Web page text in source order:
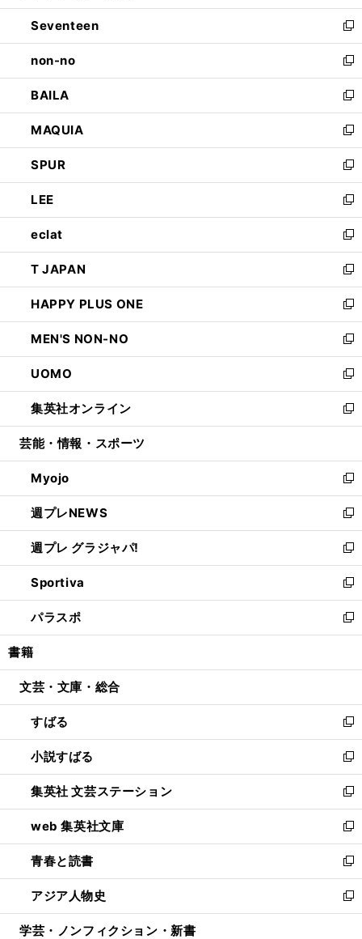
開
く
ウ
で
開
く
ン
ド
ウ
で
開
く
Seventeen
新
し
い
ウ
ィ
ン
ド
ウ
で
開
く
non-no
新
し
い
ウ
ィ
ン
ド
ウ
で
開
く
BAILA
新
し
い
ウ
ィ
ン
ド
ウ
で
開
く
MAQUIA
新
し
い
ウ
ィ
ン
ド
ウ
で
開
く
SPUR
新
し
い
ウ
ィ
ン
ド
ウ
で
開
く
LEE
新
し
い
ウ
ィ
ン
ド
ウ
で
開
く
eclat
新
し
い
ウ
ィ
ン
ド
ウ
で
開
く
T JAPAN
新
し
い
ウ
ィ
ン
ド
ウ
で
開
HAPPY PLUS ONE
新
し
い
ウ
ィ
ン
ド
ウ
開
く
MEN'S NON-NO
新
し
い
ウ
ィ
ン
ウ
で
開
く
UOMO
新
し
い
ウ
ン
ド
ウ
で
開
く
集英社オンライン
新
し
ウ
ィ
ン
ド
ウ
で
開
く
芸能・情報・スポーツ
Myojo
新
し
い
ウ
ィ
ン
ド
ウ
で
開
週プレNEWS
新
し
い
ウ
ィ
ン
ド
ウ
開
週プレ グラジャパ!
新
し
い
ウ
ィ
ン
ウ
開
く
Sportiva
新
し
い
ウ
ン
ウ
で
開
く
パラスポ
新
し
ウ
ン
ド
ウ
で
開
く
書籍
文芸・文庫・総合
すばる
新
し
い
ウ
ィ
ン
ド
ウ
で
開
く
小説すばる
新
し
い
ウ
ィ
ン
ド
ウ
で
開
集英社 文芸ステーション
新
し
い
ウ
ィ
ン
ド
ウ
web 集英社文庫
新
し
い
ウ
ィ
ン
青春と読書
新
し
い
ウ
アジア人物史
新
し
学芸・ノンフィクション・新書